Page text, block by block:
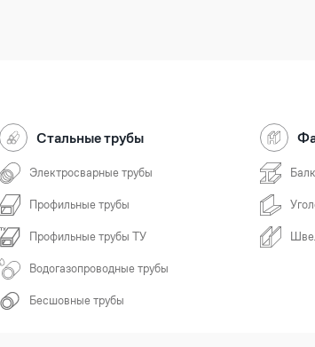
Стальные трубы
Электросварные трубы
Профильные трубы
Профильные трубы ТУ
Водогазопроводные трубы
Бесшовные трубы